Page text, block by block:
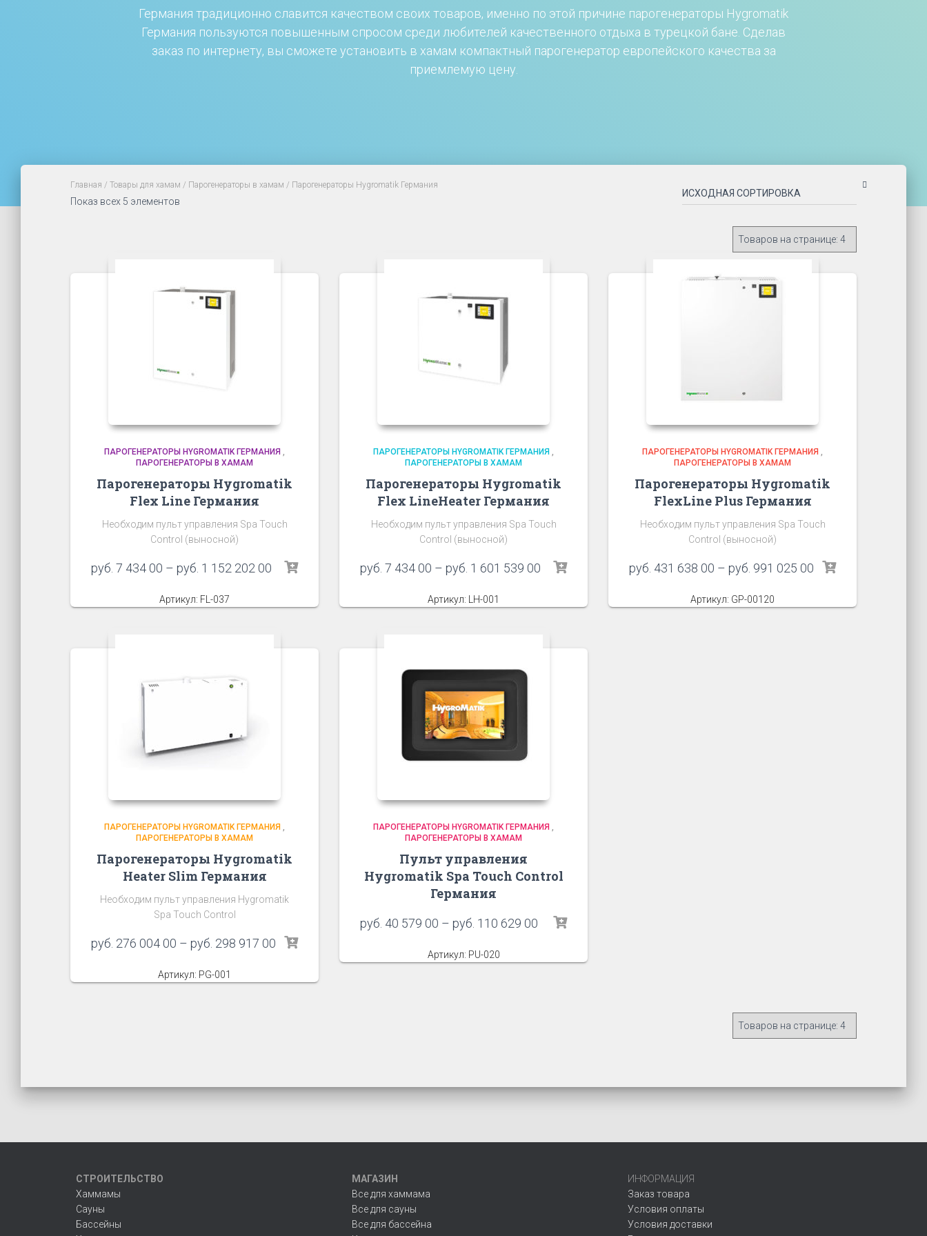
Германия традиционно славится качеством своих товаров, именно по этой причине парогенераторы Hygromatik
Германия пользуются повышенным спросом среди любителей качественного отдыха в турецкой бане. Сделав
заказ по интернету, вы сможете установить в хамам компактный парогенератор европейского качества за
приемлемую цену.
Главная / Товары для хамам / Парогенераторы в хамам / Парогенераторы Hygromatik Германия
Показ всех 5 элементов
ПАРОГЕНЕРАТОРЫ HYGROMATIK ГЕРМАНИЯ ,
ПАРОГЕНЕРАТОРЫ В ХАМАМ
Парогенераторы Hygromatik
Flex Line Германия
Необходим пульт управления Spa Touch
Control (выносной)
руб. 7 434 00 – руб. 1 152 202 00
Артикул: FL-037
ПАРОГЕНЕРАТОРЫ HYGROMATIK ГЕРМАНИЯ ,
ПАРОГЕНЕРАТОРЫ В ХАМАМ
Парогенераторы Hygromatik
Flex LineHeater Германия
Необходим пульт управления Spa Touch
Control (выносной)
руб. 7 434 00 – руб. 1 601 539 00
Артикул: LH-001
ПАРОГЕНЕРАТОРЫ HYGROMATIK ГЕРМАНИЯ ,
ПАРОГЕНЕРАТОРЫ В ХАМАМ
Парогенераторы Hygromatik
FlexLine Plus Германия
Необходим пульт управления Spa Touch
Control (выносной)
руб. 431 638 00 – руб. 991 025 00
Артикул: GP-00120
ПАРОГЕНЕРАТОРЫ HYGROMATIK ГЕРМАНИЯ ,
ПАРОГЕНЕРАТОРЫ В ХАМАМ
Парогенераторы Hygromatik
Heater Slim Германия
Необходим пульт управления Hygromatik
Spa Touch Control
руб. 276 004 00 – руб. 298 917 00
Артикул: PG-001
ПАРОГЕНЕРАТОРЫ HYGROMATIK ГЕРМАНИЯ ,
ПАРОГЕНЕРАТОРЫ В ХАМАМ
Пульт управления
Hygromatik Spa Touch Control
Германия
руб. 40 579 00 – руб. 110 629 00
Артикул: PU-020
СТРОИТЕЛЬСТВО
Хаммамы
Сауны
Бассейны
МАГАЗИН
Все для хаммама
Все для сауны
Все для бассейна
ИНФОРМАЦИЯ
Заказ товара
Условия оплаты
Условия доставки